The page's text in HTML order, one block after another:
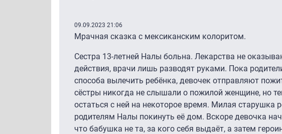
09.09.2023 21:06
Мрачная сказка с мексиканским колоритом.
Сестра 13-летней Налы больна. Лекарства не
действия, врачи лишь разводят руками. Пока
способа вылечить ребёнка, девочек отправляют
сёстры никогда не слышали о пожилой женщине, но
остаться с ней на некоторое время. Милая старушка
родителям Налы покинуть её дом. Вскоре девочка
что бабушка не та, за кого себя выдаёт, а затем